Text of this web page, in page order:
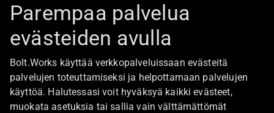
Boltista
Töihin Bolt.Worksin toimistolle
Ajankohtaista
Parempaa palvelua
evästeiden avulla
Bolt.Works käyttää verkkopalveluissaan evästeitä
palvelujen toteuttamiseksi ja helpottamaan palvelujen
käyttöä. Halutessasi voit hyväksyä kaikki evästeet,
muokata asetuksia tai sallia vain välttämättömät